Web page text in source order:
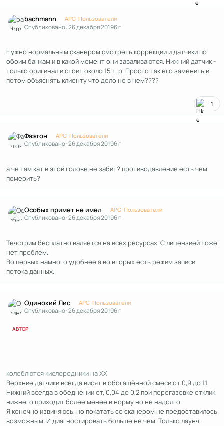
bachmann APC-Пользователи
Опубликовано:26 декабря 20196 г
Нужно нормальным сканером смотреть коррекции и датчики по
обоим банкам и в какой момент они заваливаются. Нижний датчик -
только оригинал и стоит около 15 т. р. Просто так его заменить и
потом объяснять клиенту что дело не в нем????
1
Фаэтон APC-Пользователи
Опубликовано:26 декабря 20196 г
а че там кат в этой голове не забит? противодавление есть чем
померить?
Особых примет не имел APC-Пользователи
Опубликовано:26 декабря 20196 г
Течстрим бесплатно валяется на всех ресурсах. С лицензией тоже
нет проблем.
Во первых намного удобнее а во вторых есть режим записи
потока данных.
Одинокий Лис APC-Пользователи
Опубликовано:26 декабря 20196 г
АВТОР
колеблются кислородники на ХХ
Верхние датчики всегда висят в обогащённой смеси от 0,9 до 1,1.
Нижний всегда в обеднении от, 0,04 до 0,2 при перегазовке отклик
нижнего приходит более менее в норму но не надолго.
Я конечно извиняюсь, но покатать со сканером не предоставилось
возможным. И диагностировать больше не чем. Только лаунч.